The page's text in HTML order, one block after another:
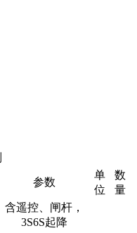
参数
单
位
数
量
含遥控、闸杆，
3S6S起降